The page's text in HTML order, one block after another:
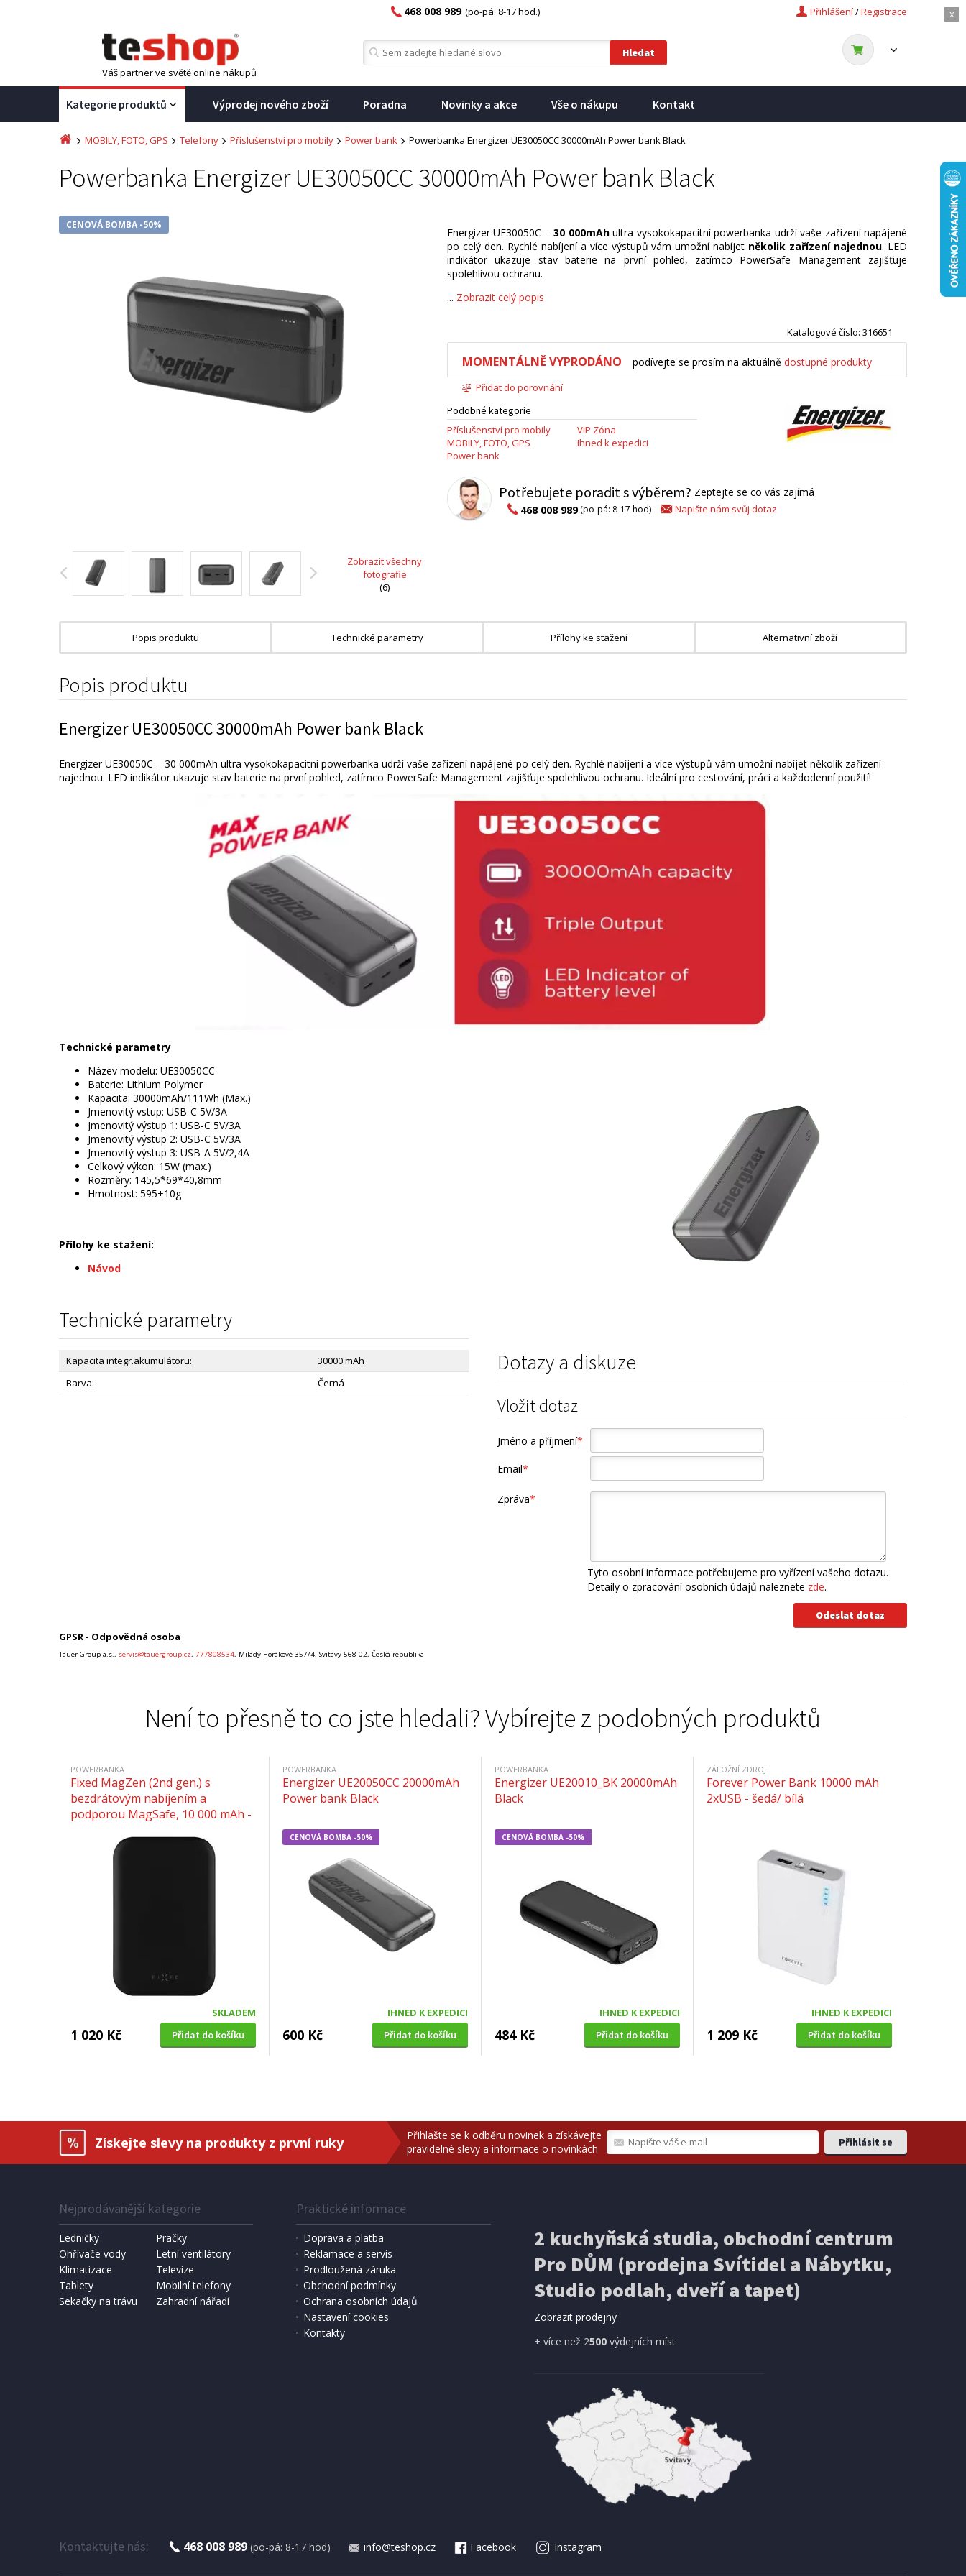
x
Registrace
/
Přihlášení
468 008 989 (po-pá: 8-17 hod.)
Váš partner ve světě online nákupů
Kategorie produktů Výprodej nového zboží Poradna Novinky a akce Vše o nákupu Kontakt
MOBILY, FOTO, GPS Telefony Příslušenství pro mobily Power bank Powerbanka Energizer UE30050CC 30000mAh Power bank Black
Powerbanka Energizer UE30050CC 30000mAh Power bank Black
CENOVÁ BOMBA -50%
Zobrazit všechny
fotografie
(6)
Energizer UE30050C –30 000mAhultra vysokokapacitní powerbanka udrží vaše zařízení napájené
po celý den. Rychlé nabíjení a více výstupů vám umožní nabíjet několik zařízení najednou. LED
indikátor ukazuje stav baterie na první pohled, zatímco PowerSafe Management zajišťuje
spolehlivou ochranu.
... Zobrazit celý popis
Katalogové číslo: 316651
MOMENTÁLNĚ VYPRODÁNO podívejte se prosím na aktuálně dostupné produkty
Přidat do porovnání
Podobné kategorie
Příslušenství pro mobily
MOBILY, FOTO, GPS
Power bank
VIP Zóna
Ihned k expedici
Potřebujete poradit s výběrem? Zeptejte se co vás zajímá
468 008 989(po-pá: 8-17 hod) Napište nám svůj dotaz
Popis produktu Technické parametry Přílohy ke stažení Alternativní zboží
Popis produktu
Energizer UE30050CC 30000mAh Power bank Black
Energizer UE30050C – 30 000mAh ultra vysokokapacitní powerbanka udrží vaše zařízení napájené po celý den. Rychlé nabíjení a více výstupů vám umožní nabíjet několik zařízení
najednou. LED indikátor ukazuje stav baterie na první pohled, zatímco PowerSafe Management zajišťuje spolehlivou ochranu. Ideální pro cestování, práci a každodenní použití!
Technické parametry
Název modelu: UE30050CC
Baterie: Lithium Polymer
Kapacita: 30000mAh/111Wh (Max.)
Jmenovitý vstup: USB-C 5V/3A
Jmenovitý výstup 1: USB-C 5V/3A
Jmenovitý výstup 2: USB-C 5V/3A
Jmenovitý výstup 3: USB-A 5V/2,4A
Celkový výkon: 15W (max.)
Rozměry: 145,5*69*40,8mm
Hmotnost: 595±10g
Přílohy ke stažení:
Návod
Technické parametry
Kapacita integr.akumulátoru:
30000 mAh
Barva:
Černá
Dotazy a diskuze
Vložit dotaz
Jméno a příjmení*
Email*
Zpráva*
Tyto osobní informace potřebujeme pro vyřízení vašeho dotazu.
Detaily o zpracování osobních údajů naleznete zde.
GPSR - Odpovědná osoba
Tauer Group a.s., servis@tauergroup.cz, 777808534, Milady Horákové 357/4, Svitavy 568 02, Česká republika
Není to přesně to co jste hledali? Vybírejte z podobných produktů
POWERBANKA
Fixed MagZen (2nd gen.) s
bezdrátovým nabíjením a
podporou MagSafe, 10 000 mAh -
SKLADEM
1 020 Kč Přidat do košíku
POWERBANKA
Energizer UE20050CC 20000mAh
Power bank Black
CENOVÁ BOMBA -50%
IHNED K EXPEDICI
600 Kč Přidat do košíku
POWERBANKA
Energizer UE20010_BK 20000mAh
Black
CENOVÁ BOMBA -50%
IHNED K EXPEDICI
484 Kč Přidat do košíku
ZÁLOŽNÍ ZDROJ
Forever Power Bank 10000 mAh
2xUSB - šedá/ bílá
IHNED K EXPEDICI
1 209 Kč Přidat do košíku
Získejte slevy na produkty z první ruky
Přihlašte se k odběru novinek a získávejte
pravidelné slevy a informace o novinkách
Nejprodávanější kategorie
Ledničky
Pračky
Ohřívače vody
Letní ventilátory
Klimatizace
Televize
Tablety
Mobilní telefony
Sekačky na trávu
Zahradní nářadí
Praktické informace
Doprava a platba
Reklamace a servis
Prodloužená záruka
Obchodní podmínky
Ochrana osobních údajů
Nastavení cookies
Kontakty
2 kuchyňská studia, obchodní centrum
Pro DŮM (prodejna Svítidel a Nábytku,
Studio podlah, dveří a tapet)
Zobrazit prodejny
+ více než 2500výdejních míst
Kontaktujte nás: 468 008 989 (po-pá: 8-17 hod) info@teshop.cz Facebook Instagram